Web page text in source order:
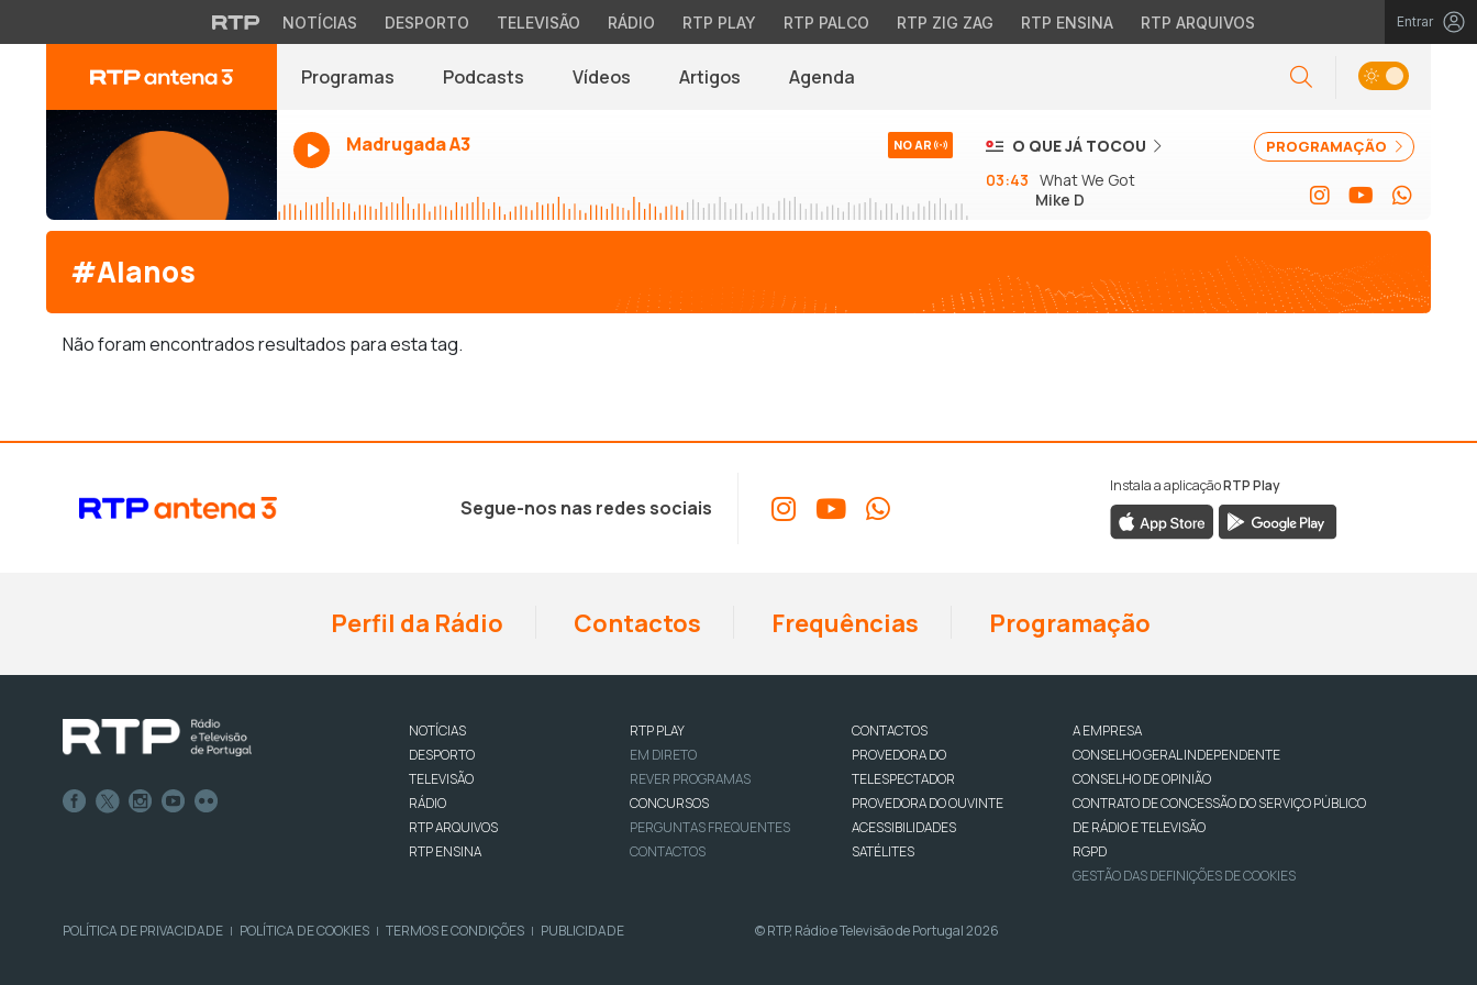
NOTÍCIAS DESPORTO TELEVISÃO RÁDIO RTP PLAY RTP PALCO RTP ZIG ZAG RTP ENSINA RTP ARQUIVOS Entrar
Programas Podcasts Vídeos Artigos Agenda
Madrugada A3 NO AR PROGRAMAÇÃO
O QUE JÁ TOCOU
03:43 What We Got
Mike D
#Alanos
Não foram encontrados resultados para esta tag.
Segue-nos nas redes sociais
Instala a aplicaçãoRTP Play
Perfil da Rádio Contactos Frequências Programação
NOTÍCIAS
DESPORTO
TELEVISÃO
RÁDIO
RTP ARQUIVOS
RTP ENSINA
RTP PLAY
EM DIRETO
REVER PROGRAMAS
CONCURSOS
PERGUNTAS FREQUENTES
CONTACTOS
CONTACTOS
PROVEDORA DO
TELESPECTADOR
PROVEDORA DO OUVINTE
ACESSIBILIDADES
SATÉLITES
A EMPRESA
CONSELHO GERAL INDEPENDENTE
CONSELHO DE OPINIÃO
CONTRATO DE CONCESSÃO DO SERVIÇO PÚBLICO
DE RÁDIO E TELEVISÃO
RGPD
GESTÃO DAS DEFINIÇÕES DE COOKIES
POLÍTICA DE PRIVACIDADE | POLÍTICA DE COOKIES | TERMOS E CONDIÇÕES | PUBLICIDADE © RTP, Rádio e Televisão de Portugal 2026